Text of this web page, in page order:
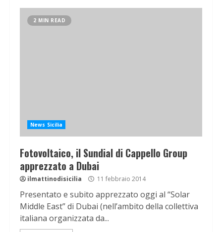
2 MIN READ
News Sicilia
Fotovoltaico, il Sundial di Cappello Group
apprezzato a Dubai
ilmattinodisicilia 11 febbraio 2014
Presentato e subito apprezzato oggi al “Solar
Middle East” di Dubai (nell’ambito della collettiva
italiana organizzata da...